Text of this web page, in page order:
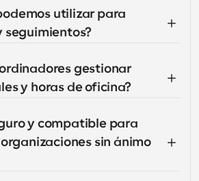
utilizar para
seguimientos?
gestionar
y horas de oficina?
y compatible para
sin ánimo